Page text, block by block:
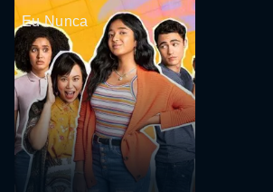
Eu Nunca